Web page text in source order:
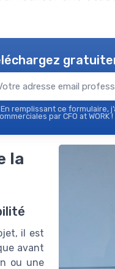
En remplissant ce formulaire,
par CFO at WORK
la
il est
avant
ou une